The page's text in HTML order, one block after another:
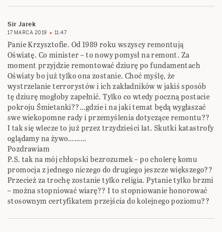
Sir Jarek
17 MARCA 2019 11:47
Panie Krzysztofie. Od 1989 roku wszyscy remontują
Oświatę. Co minister – to nowy pomysł na remont. Za
moment przyjdzie remontować dziurę po fundamentach
Oświaty bo już tylko ona zostanie. Choć myślę, że
wystrzelanie terrorystów i ich zakładników w jakiś sposób
tę dziurę mogłoby zapełnić. Tylko co wtedy poczną postacie
pokroju Śmietanki??…gdzie i na jaki temat będą wygłaszać
swe wiekopomne rady i przemyślenia dotyczące remontu??
I tak się wlecze to już przez trzydzieści lat. Skutki katastrofy
oglądamy na żywo………
Pozdrawiam
P.S. tak na mój chłopski bezrozumek – po cholerę komu
promocja z jednego niczego do drugiego jeszcze większego??
Przecież za trochę zostanie tylko religia. Pytanie tylko brzmi
– można stopniować wiarę?? I to stopniowanie honorować
stosownym certyfikatem przejścia do kolejnego poziomu??